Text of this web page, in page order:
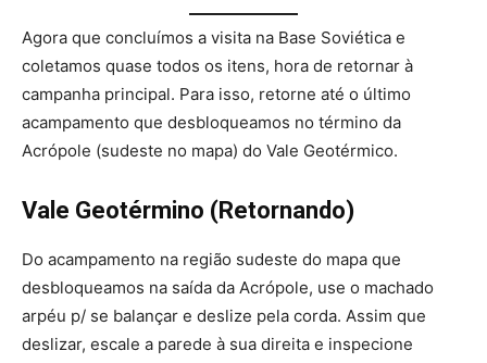
Agora que concluímos a visita na Base Soviética e
coletamos quase todos os itens, hora de retornar à
campanha principal. Para isso, retorne até o último
acampamento que desbloqueamos no término da
Acrópole (sudeste no mapa) do Vale Geotérmico.
Vale Geotérmino (Retornando)
Do acampamento na região sudeste do mapa que
desbloqueamos na saída da Acrópole, use o machado
arpéu p/ se balançar e deslize pela corda. Assim que
deslizar, escale a parede à sua direita e inspecione